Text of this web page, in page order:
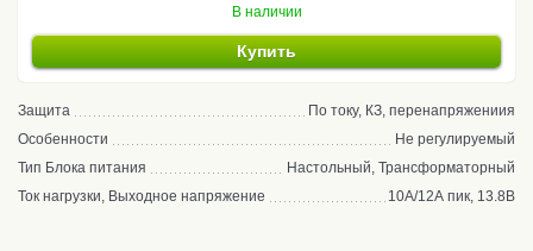
В наличии
Купить
Защита
По току, КЗ, перенапряжениия
Особенности
Не регулируемый
Тип Блока питания
Настольный, Трансформаторный
Ток нагрузки, Выходное напряжение
10А/12А пик, 13.8В